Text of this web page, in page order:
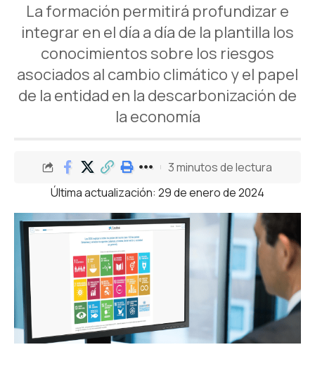
La formación permitirá profundizar e
integrar en el día a día de la plantilla los
conocimientos sobre los riesgos
asociados al cambio climático y el papel
de la entidad en la descarbonización de
la economía
Última actualización: 29 de enero de 2024
3 minutos de lectura